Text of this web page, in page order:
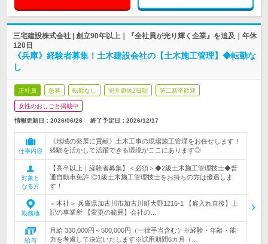
三宅建設株式会社 | 創立90年以上｜『全社員が光り輝く企業』を追及｜年休
120日
《兵庫》経験者募集！土木建設会社の【土木施工管理】◆転勤な
し
正社員 急募 転勤なし 完全週休2日制 第二新卒歓迎
女性のおしごと掲載中
情報更新日：2026/06/26 終了予定日： 2026/12/17
仕事内容
《地域の発展に貢献》土木工事の現場施工管理をお任せします！
経験を活かして活躍できる環境がここにあります◎
対象と
なる方
【高卒以上｜経験者募集】＜必須＞◆2級土木施工管理技士◆普
通自動車免許 ◎1級土木施工管理技士をお持ちの方は優遇しま
す！
勤務地
＜本社＞ 兵庫県加古川市加古川町大野1216-1 【雇入れ直後】上
記の事業所 【変更の範囲】会社の…
給与
月給 330,000円～500,000円（一律手当含む）※経験・年齢・能
力を考慮して決定いたします※試用期間6カ月（…